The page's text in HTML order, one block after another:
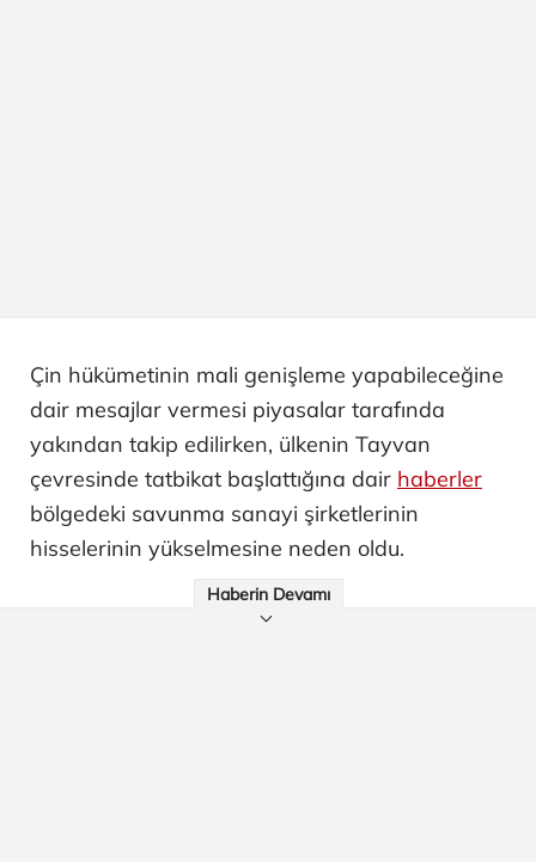
Çin hükümetinin mali genişleme yapabileceğine
dair mesajlar vermesi piyasalar tarafında
yakından takip edilirken, ülkenin Tayvan
çevresinde tatbikat başlattığına dair haberler
bölgedeki savunma sanayi şirketlerinin
hisselerinin yükselmesine neden oldu.
Haberin Devamı